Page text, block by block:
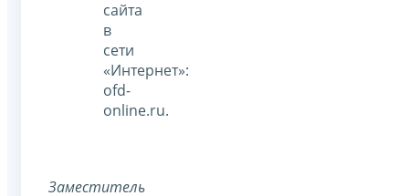
сайта
в
сети
«Интернет»:
ofd-
online.ru.
Заместитель